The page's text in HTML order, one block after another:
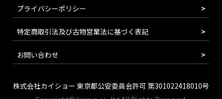
プライバシーポリシー
特定商取引法及び古物営業法に基づく表記
お問い合わせ
株式会社カイショー 東京都公安委員会許可 第301022418010号